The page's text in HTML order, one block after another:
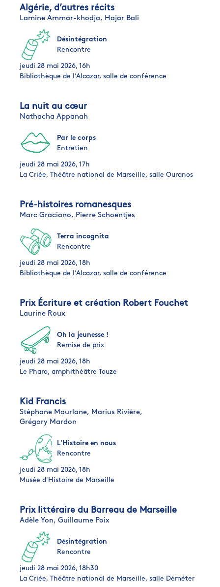
Algérie, d’autres récits
Lamine Ammar-khodja, Hajar Bali
Désintégration
Rencontre
jeudi 28 mai 2026, 16h
Bibliothèque de l’Alcazar, salle de conférence
La nuit au cœur
Nathacha Appanah
Par le corps
Entretien
jeudi 28 mai 2026, 17h
La Criée, Théâtre national de Marseille, salle Ouranos
Pré-histoires romanesques
Marc Graciano, Pierre Schoentjes
Terra incognita
Rencontre
jeudi 28 mai 2026, 18h
Bibliothèque de l’Alcazar, salle de conférence
Prix Écriture et création Robert Fouchet
Laurine Roux
Oh la jeunesse !
Remise de prix
jeudi 28 mai 2026, 18h
Le Pharo, amphithéâtre Touze
Kid Francis
Stéphane Mourlane, Marius Rivière,
Grégory Mardon
L'Histoire en nous
Rencontre
jeudi 28 mai 2026, 18h
Musée d'Histoire de Marseille
Prix littéraire du Barreau de Marseille
Adèle Yon, Guillaume Poix
Désintégration
Rencontre
jeudi 28 mai 2026, 18h30
La Criée, Théâtre national de Marseille, salle Déméter